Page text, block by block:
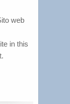
web
in this